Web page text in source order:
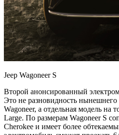
Jeep Wagoneer S
Второй анонсированный
Это не разновидность нынешнего
Wagoneer, а отдельная модель на
Large. По размерам Wagoneer S
Cherokee и имеет более